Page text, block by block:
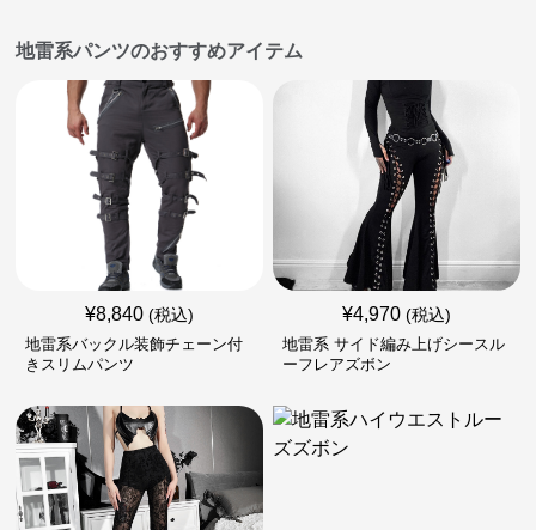
地雷系パンツのおすすめアイテム
¥8,840 (税込)
地雷系バックル装飾チェーン付
きスリムパンツ
¥4,970 (税込)
地雷系 サイド編み上げシースル
ーフレアズボン